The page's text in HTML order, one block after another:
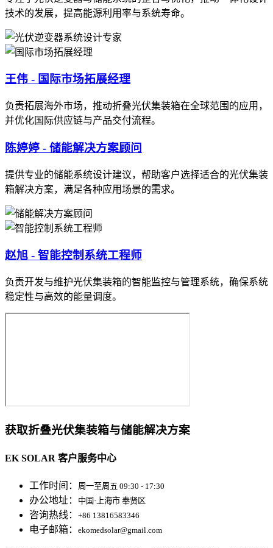
技术的发展，提高能源利用率与系统寿命。
王伟 - 国际市场拓展经理
负责拓展海外市场，推动折叠光伏集装箱在全球范围的应用，
并优化国际供应链与产品交付流程。
陈婷婷 - 储能解决方案顾问
提供专业的储能系统设计建议，帮助客户选择适合的光伏集装
箱解决方案，满足各种应用场景的需求。
赵旭 - 智能控制系统工程师
负责开发与维护光伏集装箱的智能监控与管理系统，确保系统
稳定性与高效的能量调度。
获取折叠光伏集装箱与储能解决方案
EK SOLAR 客户服务中心
工作时间： 周一至周五 09:30 - 17:30
办公地址： 中国·上海市 奉贤区
咨询热线： +86 13816583346
电子邮箱： ekomedsolar@gmail.com